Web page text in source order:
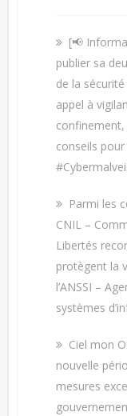
[📢
publier sa
de la
appel à
conseils
Parmi les
CNIL –
Libertés
protègent la
l’ANSSI –
systèmes
Ciel mon
nouvelle
mesures